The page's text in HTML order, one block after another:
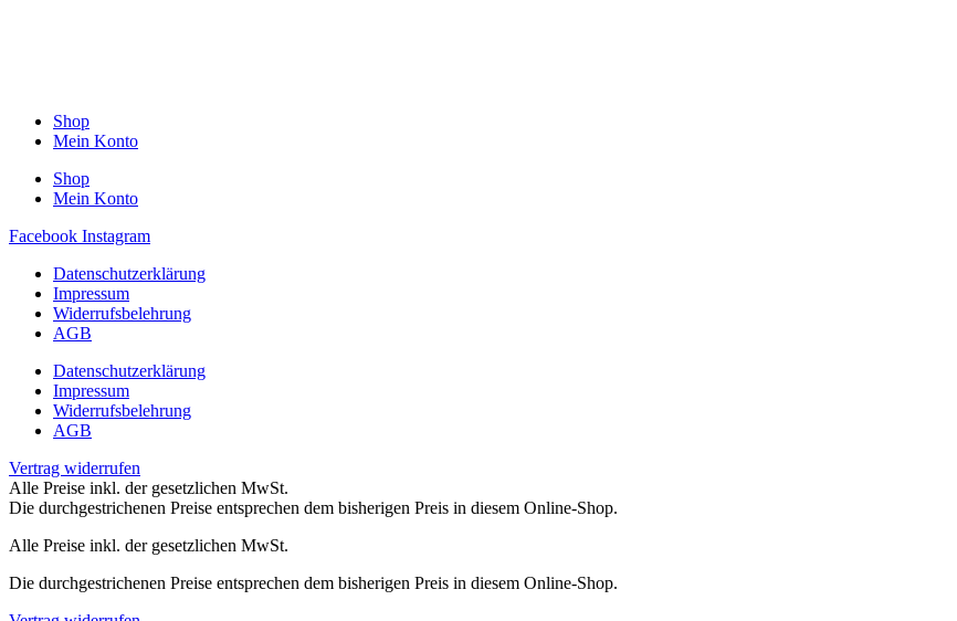
Shop
Mein Konto
Shop
Mein Konto
Facebook Instagram
Datenschutzerklärung
Impressum
Widerrufsbelehrung
AGB
Datenschutzerklärung
Impressum
Widerrufsbelehrung
AGB
Vertrag widerrufen
Alle Preise inkl. der gesetzlichen MwSt.
Die durchgestrichenen Preise entsprechen dem bisherigen Preis in diesem Online-Shop.
Alle Preise inkl. der gesetzlichen MwSt.
Die durchgestrichenen Preise entsprechen dem bisherigen Preis in diesem Online-Shop.